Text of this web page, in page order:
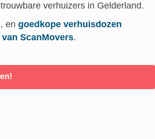
verhuizers in Gelderland.
en goedkope verhuisdozen
ScanMovers.